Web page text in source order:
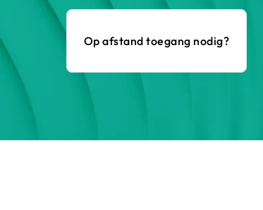
Op afstand toegang nodig?